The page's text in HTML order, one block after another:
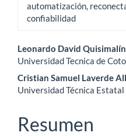
automatización,
confiabilidad
Contenido
principal
del
artículo
Leonardo David
Universidad Tecnica de
Cristian Samuel Laverde
Universidad Técnica
Resumen